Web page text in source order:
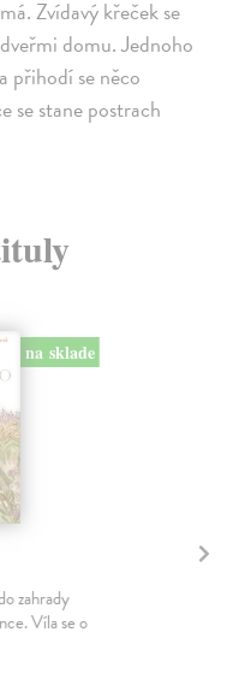
Zvídavý křeček se
domu. Jednoho
přihodí se něco
se stane postrach
na sklade
zahrady
Víla se o